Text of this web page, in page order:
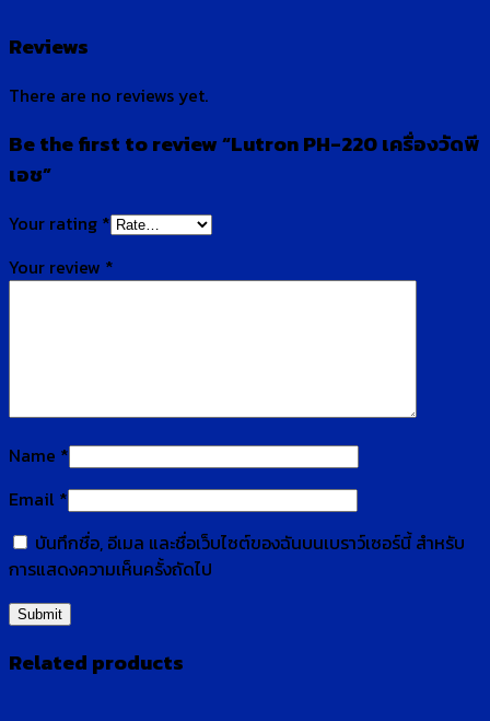
Reviews
There are no reviews yet.
Be the first to review “Lutron PH-220 เครื่องวัดพี
เอช”
Your rating *
Your review *
Name *
Email *
บันทึกชื่อ, อีเมล และชื่อเว็บไซต์ของฉันบนเบราว์เซอร์นี้ สำหรับ
การแสดงความเห็นครั้งถัดไป
Related products